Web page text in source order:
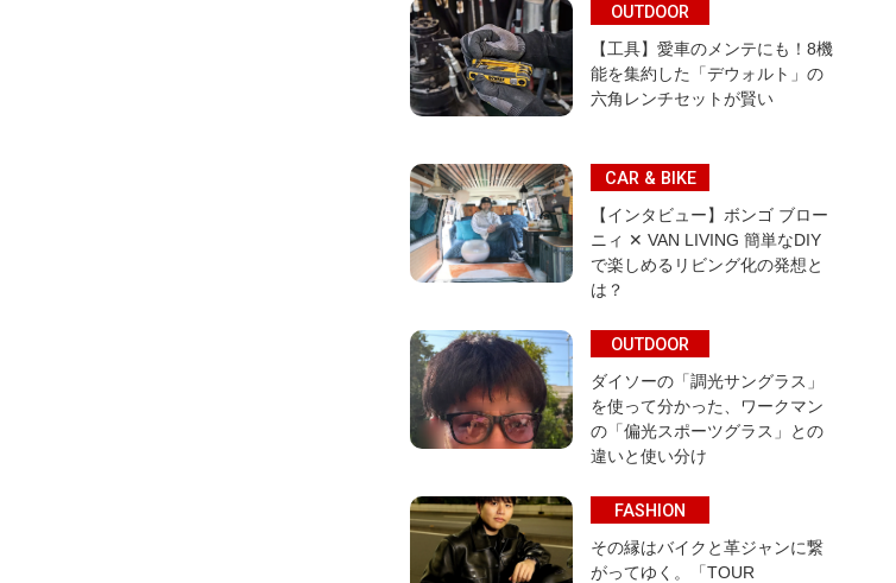
OUTDOOR
【工具】愛車のメンテにも！8機
能を集約した「デウォルト」の
六角レンチセットが賢い
CAR & BIKE
【インタビュー】ボンゴ ブロー
ニィ ✕ VAN LIVING 簡単なDIY
で楽しめるリビング化の発想と
は？
OUTDOOR
ダイソーの「調光サングラス」
を使って分かった、ワークマン
の「偏光スポーツグラス」との
違いと使い分け
FASHION
その縁はバイクと革ジャンに繋
がってゆく。「TOUR